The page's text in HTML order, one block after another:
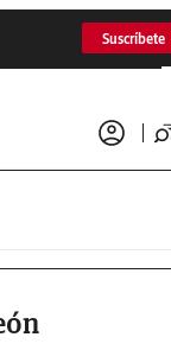
Suscríbete